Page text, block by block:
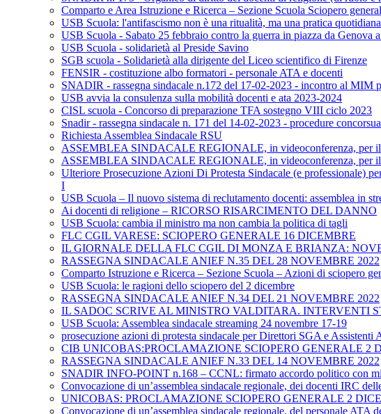
Comparto e Area Istruzione e Ricerca – Sezione Scuola Sciopero
USB Scuola: l'antifascismo non è una ritualità, ma una pratica quotidiana
USB Scuola - Sabato 25 febbraio contro la guerra in piazza da Genova
USB Scuola - solidarietà al Preside Savino
SGB scuola - Solidarietà alla dirigente del Liceo scientifico di Firenze
FENSIR - costituzione albo formatori - personale ATA e docenti
SNADIR - rassegna sindacale n.172 del 17-02-2023 - incontro al MIM
USB avvia la consulenza sulla mobilità docenti e ata 2023-2024
CISL scuola - Concorso di preparazione TFA sostegno VIII ciclo 2023
Snadir - rassegna sindacale n. 171 del 14-02-2023 - procedure
Richiesta Assemblea Sindacale RSU
ASSEMBLEA SINDACALE REGIONALE, in videoconferenza, per
ASSEMBLEA SINDACALE REGIONALE, in videoconferenza, per il
Ulteriore Prosecuzione Azioni Di Protesta Sindacale (e professionale)
I
USB Scuola – Il nuovo sistema di reclutamento docenti: assemblea in
Ai docenti di religione – RICORSO RISARCIMENTO DEL DANNO
USB Scuola: cambia il ministro ma non cambia la politica di tagli
FLC CGIL VARESE: SCIOPERO GENERALE 16 DICEMBRE
IL GIORNALE DELLA FLC CGIL DI MONZA E BRIANZA:
RASSEGNA SINDACALE ANIEF N.35 DEL 28 NOVEMBRE 2022
Comparto Istruzione e Ricerca – Sezione Scuola – Azioni di sciopero
USB Scuola: le ragioni dello sciopero del 2 dicembre
RASSEGNA SINDACALE ANIEF N.34 DEL 21 NOVEMBRE 2022
IL SADOC SCRIVE AL MINISTRO VALDITARA. INTERVENTI
USB Scuola: Assemblea sindacale streaming 24 novembre 17-19
prosecuzione azioni di protesta sindacale per Direttori SGA e
CIB UNICOBAS:PROCLAMAZIONE SCIOPERO GENERALE 2
RASSEGNA SINDACALE ANIEF N.33 DEL 14 NOVEMBRE 2022
SNADIR INFO-POINT n.168 – CCNL: firmato accordo politico con
Convocazione di un’assemblea sindacale regionale, dei docenti IRC
UNICOBAS: PROCLAMAZIONE SCIOPERO GENERALE 2
Convocazione di un’assemblea sindacale regionale, del personale